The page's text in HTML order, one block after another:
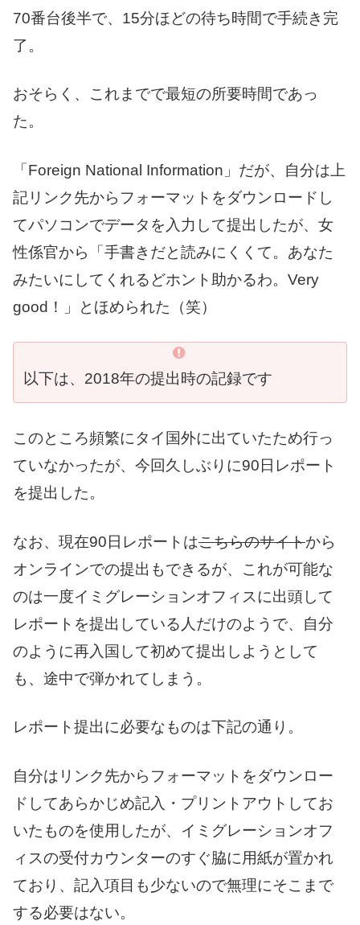
70番台後半で、15分ほどの待ち時間で手続き完
了。
おそらく、これまでで最短の所要時間であっ
た。
「Foreign National Information」だが、自分は上
記リンク先からフォーマットをダウンロードし
てパソコンでデータを入力して提出したが、女
性係官から「手書きだと読みにくくて。あなた
みたいにしてくれるどホント助かるわ。Very
good！」とほめられた（笑）
以下は、2018年の提出時の記録です
このところ頻繁にタイ国外に出ていたため行っ
ていなかったが、今回久しぶりに90日レポート
を提出した。
なお、現在90日レポートはこちらのサイトから
オンラインでの提出もできるが、これが可能な
のは一度イミグレーションオフィスに出頭して
レポートを提出している人だけのようで、自分
のように再入国して初めて提出しようとして
も、途中で弾かれてしまう。
レポート提出に必要なものは下記の通り。
自分はリンク先からフォーマットをダウンロー
ドしてあらかじめ記入・プリントアウトしてお
いたものを使用したが、イミグレーションオフ
ィスの受付カウンターのすぐ脇に用紙が置かれ
ており、記入項目も少ないので無理にそこまで
する必要はない。